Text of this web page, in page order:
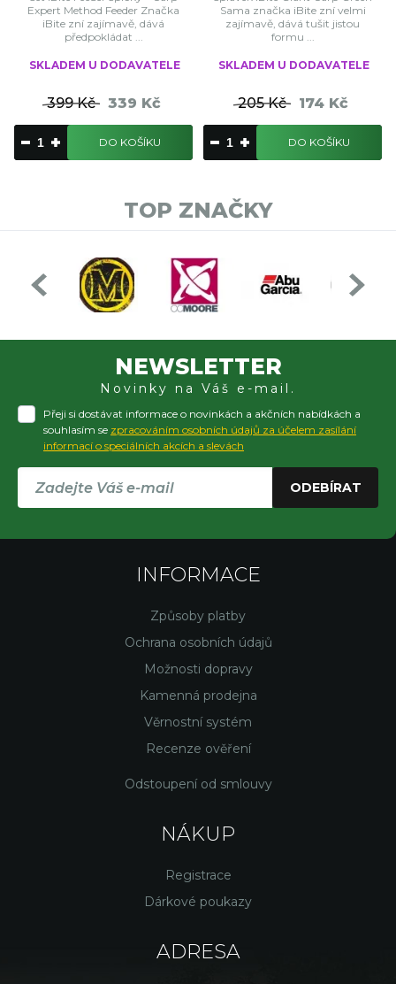
Expert Method Feeder Značka
iBite zní zajímavě, dává
předpokládat ...
SKLADEM U DODAVATELE
399 Kč 339 Kč
DO KOŠÍKU
Sama značka iBite zní velmi
zajímavě, dává tušit jistou
formu ...
SKLADEM U DODAVATELE
205 Kč 174 Kč
DO KOŠÍKU
TOP ZNAČKY
NEWSLETTER
Novinky na Váš e-mail.
Přeji si dostávat informace o novinkách a akčních nabídkách a
souhlasím se zpracováním osobních údajů za účelem zasílání
informací o speciálních akcích a slevách
ODEBÍRAT
INFORMACE
Způsoby platby
Ochrana osobních údajů
Možnosti dopravy
Kamenná prodejna
Věrnostní systém
Recenze ověření
Odstoupení od smlouvy
NÁKUP
Registrace
Dárkové poukazy
ADRESA